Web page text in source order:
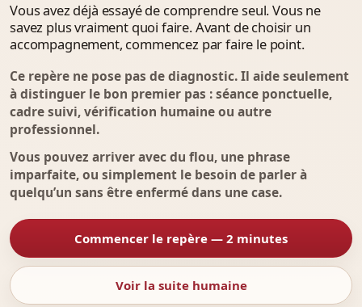
Vous avez déjà essayé de comprendre seul. Vous ne
savez plus vraiment quoi faire. Avant de choisir un
accompagnement, commencez par faire le point.
Ce repère ne pose pas de diagnostic. Il aide seulement
à distinguer le bon premier pas : séance ponctuelle,
cadre suivi, vérification humaine ou autre
professionnel.
Vous pouvez arriver avec du flou, une phrase
imparfaite, ou simplement le besoin de parler à
quelqu’un sans être enfermé dans une case.
Commencer le repère — 2 minutes
Voir la suite humaine